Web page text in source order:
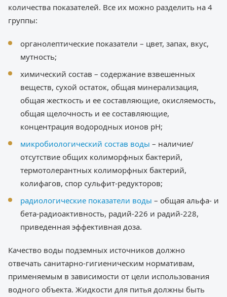
количества показателей. Все их можно разделить на 4
группы:
органолептические показатели – цвет, запах, вкус,
мутность;
химический состав – содержание взвешенных
веществ, сухой остаток, общая минерализация,
общая жесткость и ее составляющие, окисляемость,
общая щелочность и ее составляющие,
концентрация водородных ионов pH;
микробиологический состав воды – наличие/
отсутствие общих колиморфных бактерий,
термотолерантных колиморфных бактерий,
колифагов, спор сульфит-редукторов;
радиологические показатели воды – общая альфа- и
бета-радиоактивность, радий-226 и радий-228,
приведенная эффективная доза.
Качество воды подземных источников должно
отвечать санитарно-гигиеническим нормативам,
применяемым в зависимости от цели использования
водного объекта. Жидкости для питья должны быть